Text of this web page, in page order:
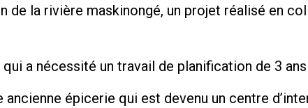
de la rivière maskinongé, un projet réalisé en
qui a nécessité un travail de planification de 3
ancienne épicerie qui est devenu un centre